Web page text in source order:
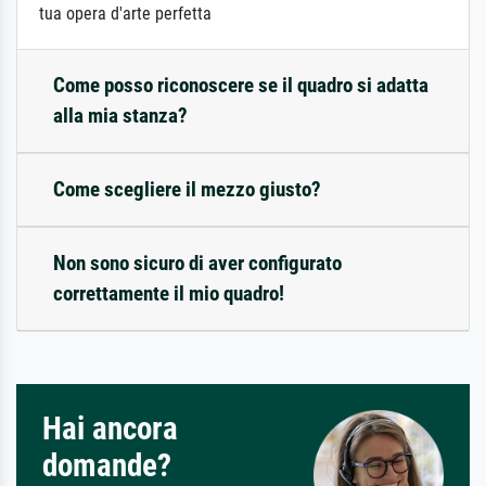
tua opera d'arte perfetta
Come posso riconoscere se il quadro si adatta
alla mia stanza?
Come scegliere il mezzo giusto?
Non sono sicuro di aver configurato
correttamente il mio quadro!
Hai ancora
domande?